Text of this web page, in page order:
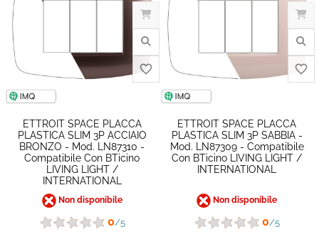
ETTROIT SPACE PLACCA
PLASTICA SLIM 3P ACCIAIO
BRONZO - Mod. LN87310 -
Compatibile Con BTicino
LIVING LIGHT /
INTERNATIONAL
Non disponibile
0/5
ETTROIT SPACE PLACCA
PLASTICA SLIM 3P SABBIA -
Mod. LN87309 - Compatibile
Con BTicino LIVING LIGHT /
INTERNATIONAL
Non disponibile
0/5